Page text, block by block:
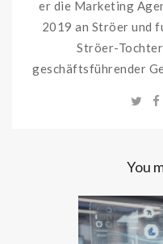
er die Marketing
2019 an Ströer und
Ströer-
geschäftsführender
You